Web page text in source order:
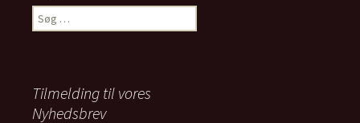
Søg
efter:
Tilmelding til vores
Nyhedsbrev